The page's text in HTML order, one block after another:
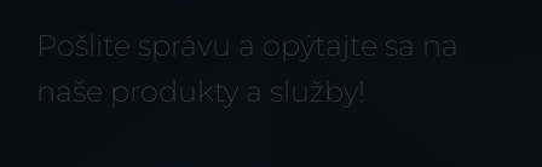
Pošlite správu a opýtajte sa na
naše produkty a služby!